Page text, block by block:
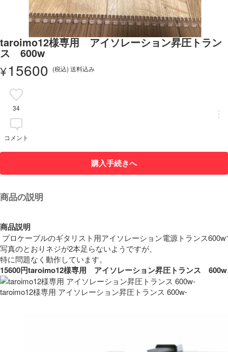
taroimo12様専用 アイソレーション昇圧トラン
ス 600w
¥15600 (税込) 送料込み
34
コメント
購入手続きへ
商品の説明
商品説明
プロケーブルのギタリスト用アイソレーション電源トランス
写真のとおりネジが2本足らないようですが、
15600円taroimo12様専用　アイソレーション昇圧トランス　
taroimo12様専用 アイソレーション昇圧トランス 600w-